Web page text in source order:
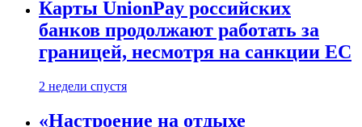
Карты UnionPay российских
банков продолжают работать за
границей, несмотря на санкции ЕС
2 недели спустя
«Настроение на отдыхе